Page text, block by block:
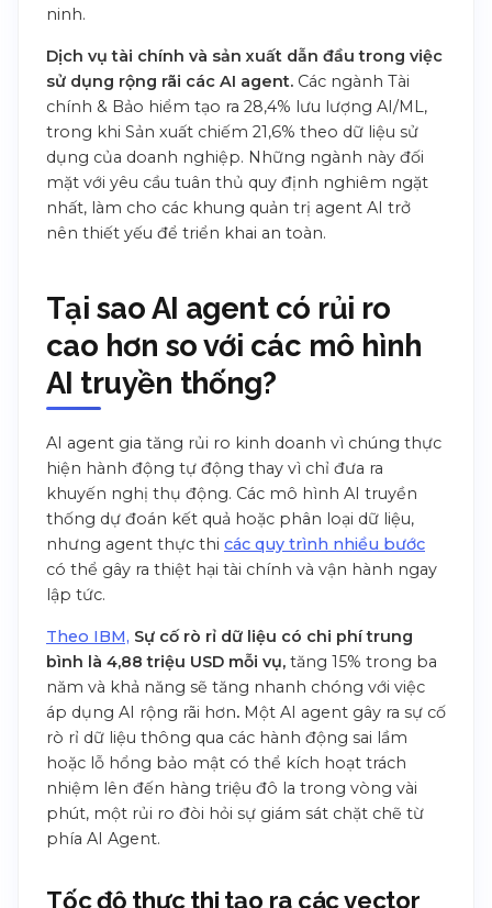
ninh.
Dịch vụ tài chính và sản xuất dẫn đầu trong việc
sử dụng rộng rãi các AI agent. Các ngành Tài
chính & Bảo hiểm tạo ra 28,4% lưu lượng AI/ML,
trong khi Sản xuất chiếm 21,6% theo dữ liệu sử
dụng của doanh nghiệp. Những ngành này đối
mặt với yêu cầu tuân thủ quy định nghiêm ngặt
nhất, làm cho các khung quản trị agent AI trở
nên thiết yếu để triển khai an toàn.
Tại sao AI agent có rủi ro
cao hơn so với các mô hình
AI truyền thống?
AI agent gia tăng rủi ro kinh doanh vì chúng thực
hiện hành động tự động thay vì chỉ đưa ra
khuyến nghị thụ động. Các mô hình AI truyền
thống dự đoán kết quả hoặc phân loại dữ liệu,
nhưng agent thực thi các quy trình nhiều bước
có thể gây ra thiệt hại tài chính và vận hành ngay
lập tức.
Theo IBM, Sự cố rò rỉ dữ liệu có chi phí trung
bình là 4,88 triệu USD mỗi vụ, tăng 15% trong ba
năm và khả năng sẽ tăng nhanh chóng với việc
áp dụng AI rộng rãi hơn. Một AI agent gây ra sự cố
rò rỉ dữ liệu thông qua các hành động sai lầm
hoặc lỗ hổng bảo mật có thể kích hoạt trách
nhiệm lên đến hàng triệu đô la trong vòng vài
phút, một rủi ro đòi hỏi sự giám sát chặt chẽ từ
phía AI Agent.
Tốc độ thực thi tạo ra các vector